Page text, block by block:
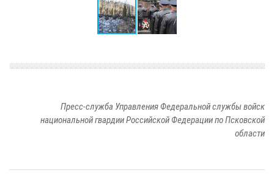
Пресс-служба Управления Федеральной службы войск
национальной гвардии Российской Федерации по Псковской
области